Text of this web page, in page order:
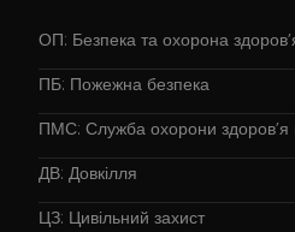
ОП: Безпека та охорона
ПБ: Пожежна безпека
ПМС: Служба охорони здоров’я
ДВ: Довкілля
ЦЗ: Цивільний захист